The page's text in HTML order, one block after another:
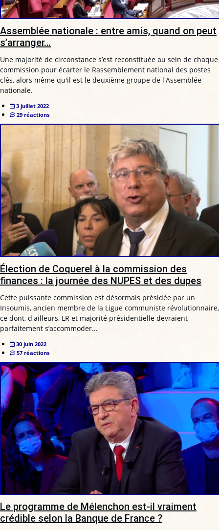
Assemblée nationale : entre amis, quand on peut
s’arranger…
Une majorité de circonstance s’est reconstituée au sein de chaque
commission pour écarter le Rassemblement national des postes
clés, alors même qu'il est le deuxième groupe de l'Assemblée
nationale.
3 juillet 2022
29 réactions
Élection de Coquerel à la commission des
finances : la journée des NUPES et des dupes
Cette puissante commission est désormais présidée par un
Insoumis, ancien membre de la Ligue communiste révolutionnaire,
ce dont, d'ailleurs, LR et majorité présidentielle devraient
parfaitement s’accommoder...
30 juin 2022
57 réactions
Le programme de Mélenchon est-il vraiment
crédible selon la Banque de France ?